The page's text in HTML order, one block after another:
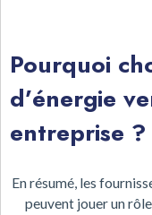
Pourquoi
d’énergie
entreprise ?
En résumé, les
peuvent jouer un